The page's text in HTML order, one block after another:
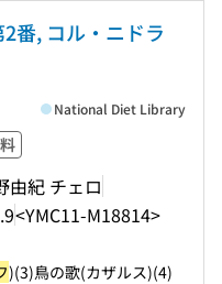
番, コル・ニドラ
由紀 チェロ
<YMC11-M18814>
National Diet Library
)(3)鳥の歌(カザルス)(4)